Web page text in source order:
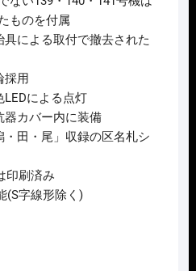
ものを付属
による取付で撤去された
採用
による点灯
器カバー内に装備
田・尾」収録の区名札シ
印刷済み
(S字線形除く)